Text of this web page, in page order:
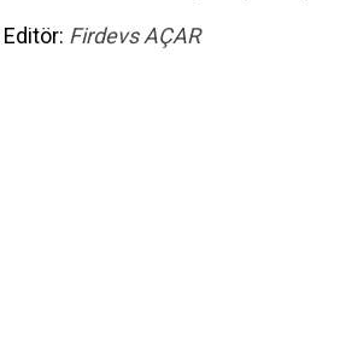
Editör: Firdevs AÇAR